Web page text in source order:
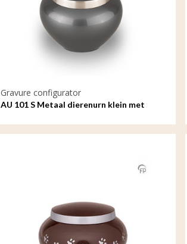
Gravure configurator
AU 101 S Metaal dierenurn klein met